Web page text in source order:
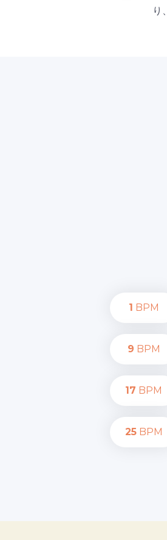
り
1 BPM
9 BPM
17 BPM
25BPM